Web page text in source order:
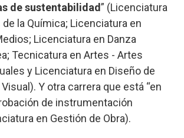
de sustentabilidad” (Licenciatura
la Química; Licenciatura en
Licenciatura en Danza
Tecnicatura en Artes - Artes
y Licenciatura en Diseño de
Y otra carrera que está “en
de instrumentación
en Gestión de Obra).